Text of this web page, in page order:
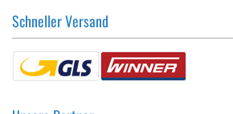
Schneller Versand